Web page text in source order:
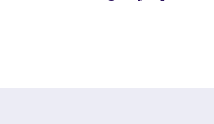
sebagian orang,